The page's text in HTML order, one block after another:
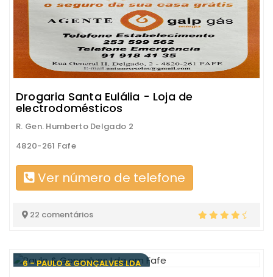
Drogaria Santa Eulália - Loja de
electrodomésticos
R. Gen. Humberto Delgado 2
4820-261 Fafe
Ver número de telefone
22 comentários
6 - PAULO & GONÇALVES LDA